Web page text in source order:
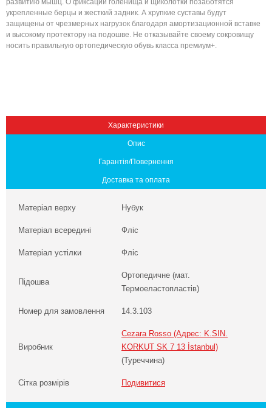
развитию мышц. О фиксации голенища и щиколотки позаботятся
укрепленные берцы и жесткий задник. А хрупкие суставы будут
защищены от чрезмерных нагрузок благодаря амортизационной вставке
и высокому протектору на подошве. Не отказывайте своему сокровищу
носить правильную ортопедическую обувь класса премиум+.
Характеристики
Опис
Гарантія/Повернення
Доставка та оплата
Матеріал верху Нубук
Матеріал всередині Фліс
Матеріал устілки Фліс
Підошва
Ортопедичне (мат.
Термоеластопластів)
Номер для замовлення 14.3.103
Виробник
Cezara Rosso (Адрес: K.SIN.
KORKUT SK 7 13 İstanbul)
(Туреччина)
Сітка розмірів Подивитися